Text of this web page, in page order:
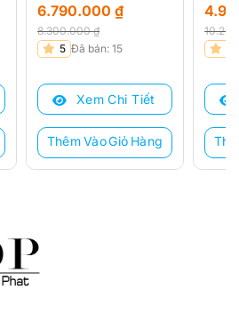
8.300.000₫
Giá
là:
8.300.000 ₫.
6.790.000₫
Giá
tại
6.790.000 ₫.
5 Đã bán: 15
Xem Chi Tiết
Thêm Vào Giỏ Hàng
Giá
là:
Giá
tại